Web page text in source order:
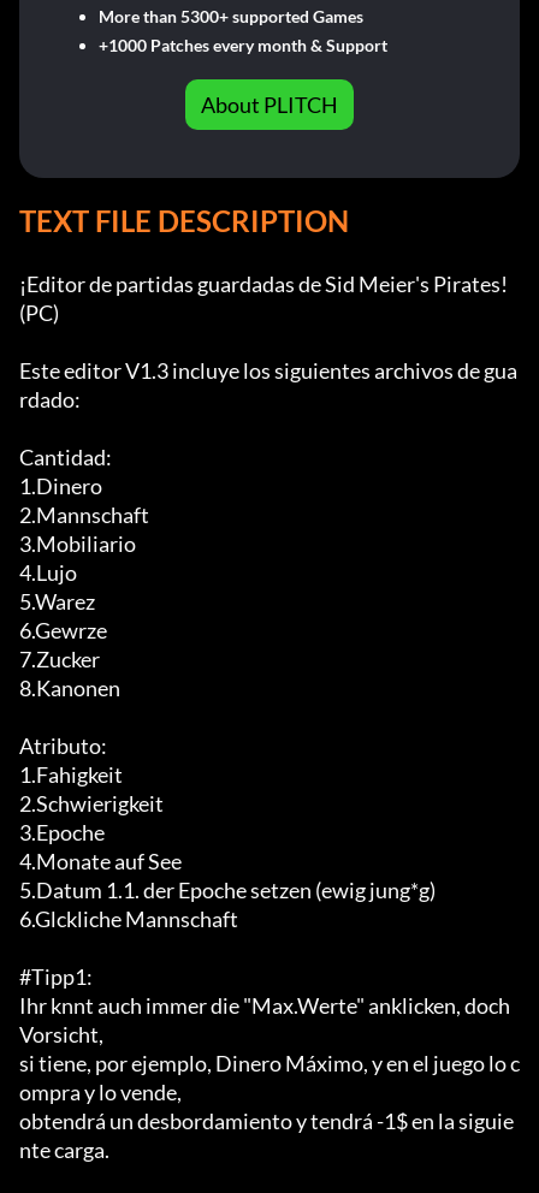
More than 5300+ supported Games
+1000 Patches every month & Support
About PLITCH
TEXT FILE DESCRIPTION
¡Editor de partidas guardadas de Sid Meier's Pirates!
(PC)
Este editor V1.3 incluye los siguientes archivos de gua
rdado:
Cantidad:
1.Dinero
2.Mannschaft
3.Mobiliario
4.Lujo
5.Warez
6.Gewrze
7.Zucker
8.Kanonen
Atributo:
1.Fahigkeit
2.Schwierigkeit
3.Epoche
4.Monate auf See
5.Datum 1.1. der Epoche setzen (ewig jung*g)
6.Glckliche Mannschaft
#Tipp1:
Ihr knnt auch immer die "Max.Werte" anklicken, doch
Vorsicht,
si tiene, por ejemplo, Dinero Máximo, y en el juego lo c
ompra y lo vende,
obtendrá un desbordamiento y tendrá -1$ en la siguie
nte carga.